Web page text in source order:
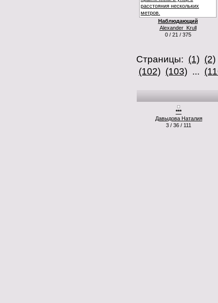
Наблюдающий
Alexander_Krull
0 / 21 / 375
Страницы: (1) (2)
(102) (103) ...
***
Давыдова Наталия
3 / 36 / 111